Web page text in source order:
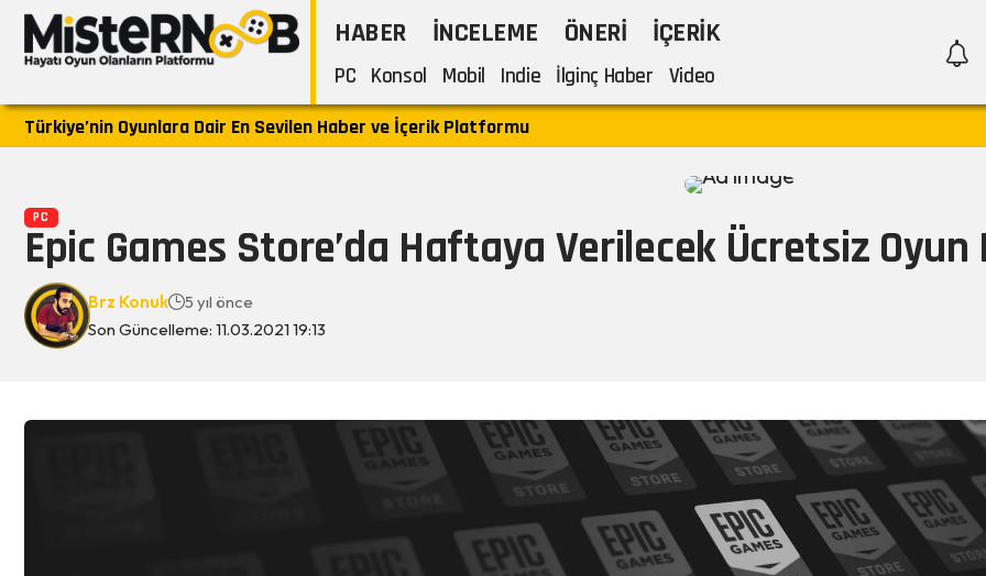
HABER İNCELEME ÖNERI İÇERIK
PC Konsol Mobil Indie İlginç Haber Video
Türkiye’nin Oyunlara Dair En Sevilen Haber ve İçerik Platformu
PC
Epic Games Store’da Haftaya Verilecek Ücretsiz Oyun
Son Güncelleme: 11.03.2021 19:13
Brz Konuk 5 yıl önce